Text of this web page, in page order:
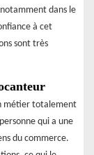
dans le
à cet
sont très
métier totalement
qui a une
du commerce.